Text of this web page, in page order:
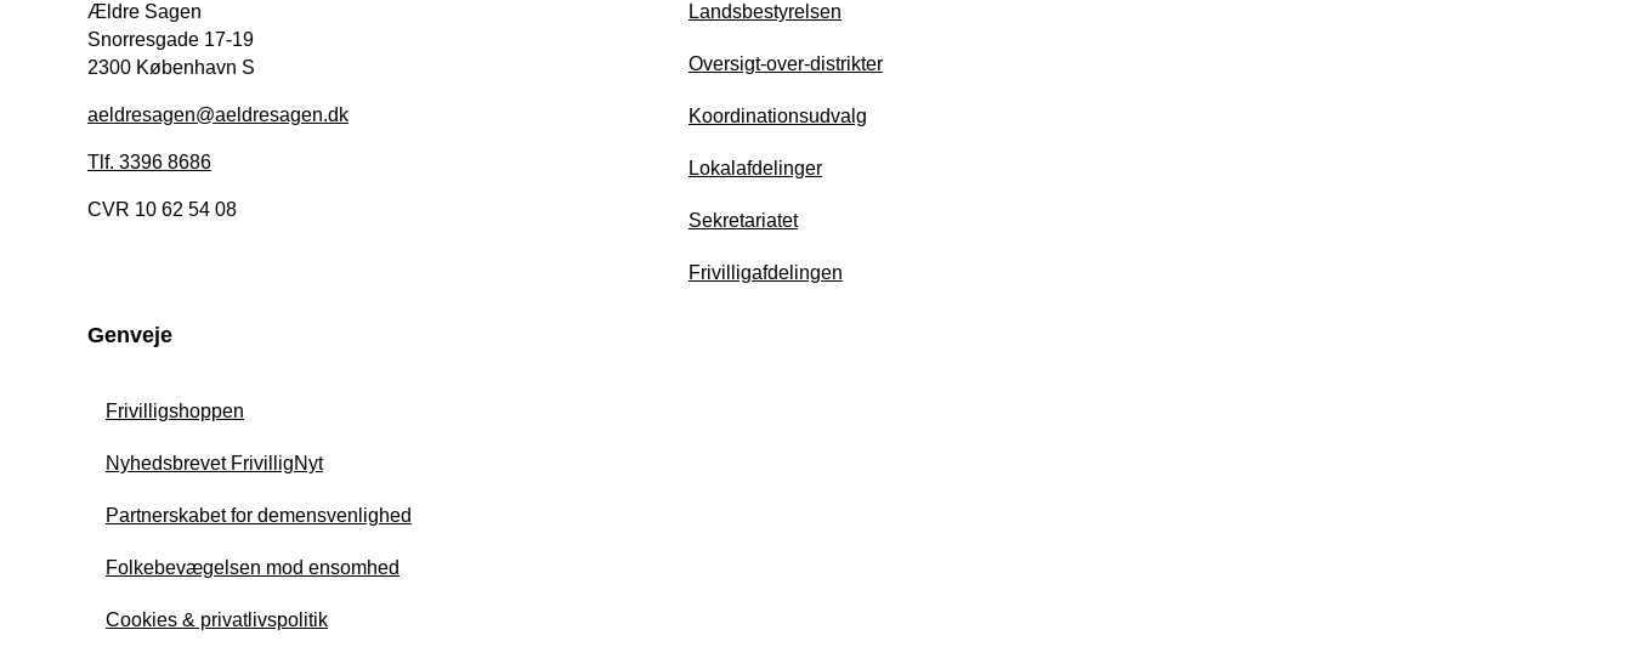
Ældre Sagen
Snorresgade 17-19
2300 København S
aeldresagen@aeldresagen.dk
Tlf. 3396 8686
CVR 10 62 54 08
Landsbestyrelsen
Oversigt-over-distrikter
Koordinationsudvalg
Lokalafdelinger
Sekretariatet
Frivilligafdelingen
Genveje
Frivilligshoppen
Nyhedsbrevet FrivilligNyt
Partnerskabet for demensvenlighed
Folkebevægelsen mod ensomhed
Cookies & privatlivspolitik